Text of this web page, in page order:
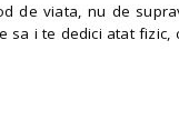
de viata, nu de
sa i te dedici atat fizic,